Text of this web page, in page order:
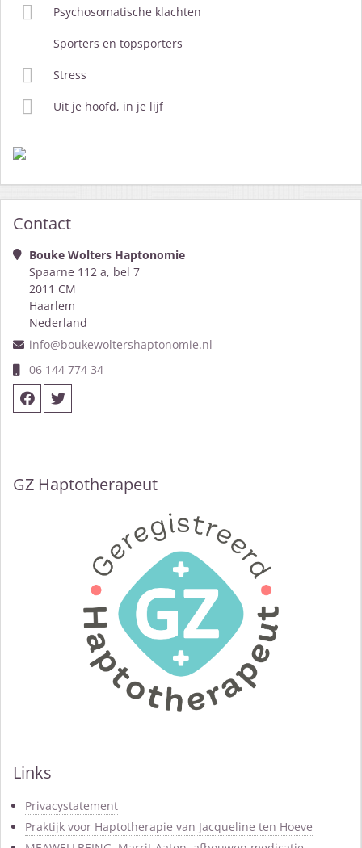
Psychosomatische klachten
Sporters en topsporters
Stress
Uit je hoofd, in je lijf
Contact
Bouke Wolters Haptonomie
Spaarne 112 a, bel 7
2011 CM
Haarlem
Nederland
info@boukewoltershaptonomie.nl
06 144 774 34
GZ Haptotherapeut
Links
Privacystatement
Praktijk voor Haptotherapie van Jacqueline ten Hoeve